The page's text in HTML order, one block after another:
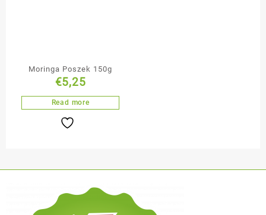
Moringa Poszek 150g
€5,25
Read more